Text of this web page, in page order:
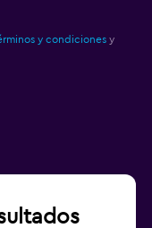
y condiciones y